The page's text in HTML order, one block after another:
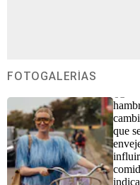
FOTOGALERÍAS